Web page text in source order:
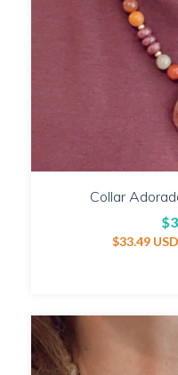
Collar
$33.49 USD